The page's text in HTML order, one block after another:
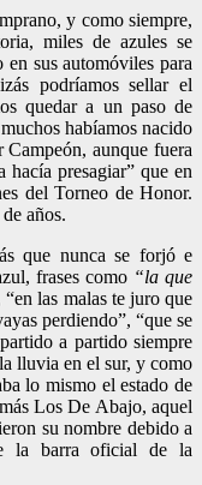
y como siempre,
miles de azules se
en sus automóviles para
podríamos sellar el
quedar a un paso de
habíamos nacido
Campeón, aunque fuera
hacía presagiar” que en
del Torneo de Honor.
años.
que nunca se forjó e
frases como “la que
“en las malas te juro que
perdiendo”, “que se
a partido siempre
lluvia en el sur, y como
lo mismo el estado de
Los De Abajo, aquel
su nombre debido a
la barra oficial de la